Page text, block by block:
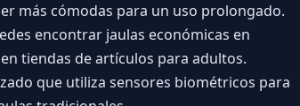
más cómodas para un uso prolongado.
encontrar jaulas económicas en
tiendas de artículos para adultos.
que utiliza sensores biométricos para